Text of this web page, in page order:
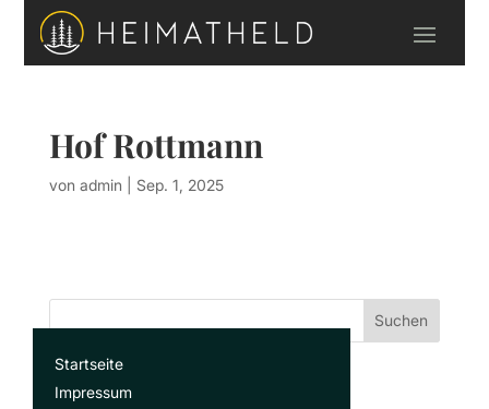
Hof Rottmann
von admin Sep. 1, 2025
Suchen
Recent Posts
Startseite
Impressum